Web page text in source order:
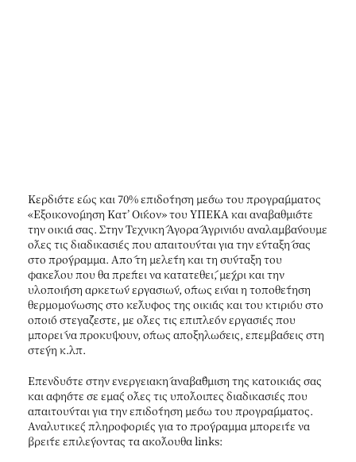
Κερδίστε έως και 70% επιδότηση μέσω του προγράμματος
«Εξοικονόμηση Κατ’ Οίκον» του ΥΠΕΚΑ και αναβαθμίστε
την οικία σας. Στην Τεχνική Αγορά Αγρινίου αναλαμβάνουμε
όλες τις διαδικασίες που απαιτούνται για την ένταξή σας
στο πρόγραμμα. Από τη μελέτη και τη σύνταξη του
φακέλου που θα πρέπει να κατατεθεί, μέχρι και την
υλοποίηση αρκετών εργασιών, όπως είναι η τοποθέτηση
θερμομόνωσης στο κέλυφος της οικίας και του κτιρίου στο
οποίο στεγάζεστε, με όλες τις επιπλέον εργασίες που
μπορεί να προκύψουν, όπως αποξηλώσεις, επεμβάσεις στη
στέγη κ.λπ.
Επενδύστε στην ενεργειακή αναβάθμιση της κατοικίας σας
και αφήστε σε εμάς όλες τις υπόλοιπες διαδικασίες που
απαιτούνται για την επιδότηση μέσω του προγράμματος.
Αναλυτικές πληροφορίες για το πρόγραμμα μπορείτε να
βρείτε επιλέγοντας τα ακόλουθα links: